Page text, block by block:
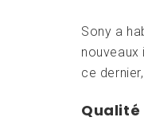
Sony a
nouveaux
ce
Qualité